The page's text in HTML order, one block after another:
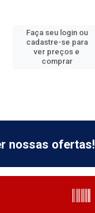
Faça seu login ou
cadastre-se para
ver preços e
comprar
nossas ofertas!